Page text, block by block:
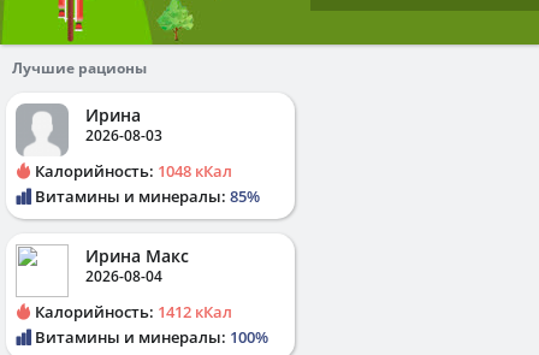
Лучшие рационы
Ирина
2026-08-03
Калорийность: 1048 кКал
Витамины и минералы: 85%
Ирина Макс
2026-08-04
Калорийность: 1412 кКал
Витамины и минералы: 100%